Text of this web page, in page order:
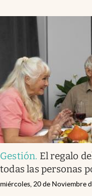
Gestión. El regalo
todas las personas
miércoles, 20 de Noviembre